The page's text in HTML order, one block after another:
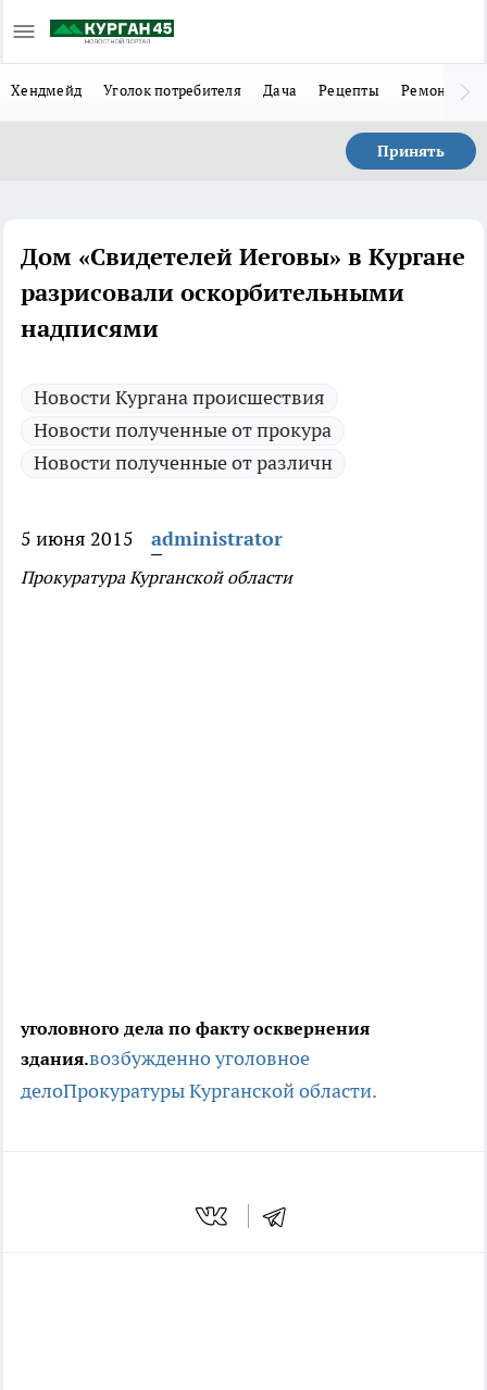
Хендмейд Уголок потребителя Дача Рецепты Ремонт
Принять
Дом «Свидетелей Иеговы» в Кургане
разрисовали оскорбительными
надписями
Новости Кургана происшествия
Новости полученные от прокура
Новости полученные от различн
5 июня 2015 administrator
Прокуратура Курганской области
уголовного дела по факту осквернения
здания.возбужденно уголовное
делоПрокуратуры Курганской области.